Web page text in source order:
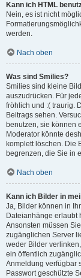
Kann ich HTML
Nein, es ist nicht
werden.
Nach oben
Was sind Smilies?
Smilies sind kleine
auszudrücken. Für
fröhlich und :( traurig.
Beitrags sehen.
benutzen, sie können
Moderator könnte
komplett löschen. Die
begrenzen, die Sie in
Nach oben
Kann ich Bilder in
Ja, Bilder können in
Dateianhänge erlaubt
Ansonsten müssen
zugänglichen Server
weder Bilder
ein öffentlich
Anmeldung verfügbar
Passwort geschützte